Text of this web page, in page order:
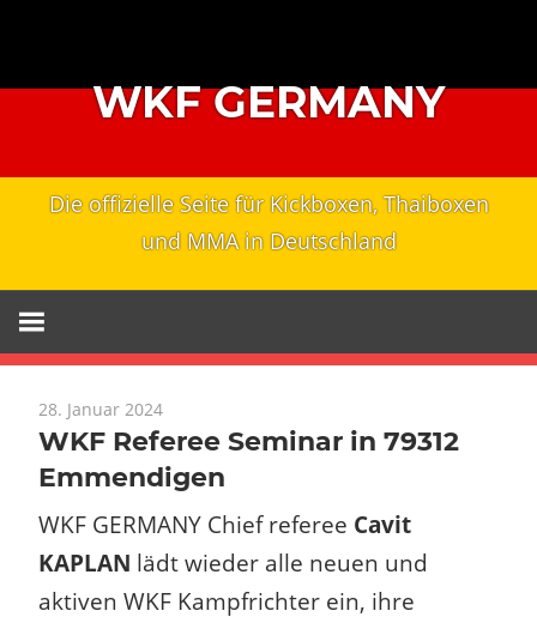
springen WKF GERMANY
Die offizielle Seite für Kickboxen, Thaiboxen
und MMA in Deutschland
28. Januar 2024
WKF Referee Seminar in 79312
Emmendigen
WKF GERMANY Chief referee Cavit
KAPLAN lädt wieder alle neuen und
aktiven WKF Kampfrichter ein, ihre